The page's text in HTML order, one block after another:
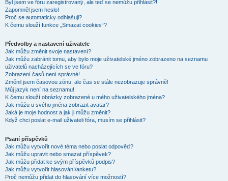
Byl jsem ve fóru zaregistrovaný, ale teď se nemůžu přihlásit?!
Zapomněl jsem heslo!
Proč se automaticky odhlašuji?
K čemu slouží funkce „Smazat cookies“?
Předvolby a nastavení uživatele
Jak můžu změnit svoje nastavení?
Jak můžu zabránit tomu, aby bylo moje uživatelské jméno zobrazeno na seznamu
uživatelů nacházejících se ve fóru?
Zobrazení časů není správné!
Změnil jsem časovou zónu, ale čas se stále nezobrazuje správně!
Můj jazyk není na seznamu!
K čemu slouží obrázky zobrazené u mého uživatelského jména?
Jak můžu u svého jména zobrazit avatar?
Jaká je moje hodnost a jak ji můžu změnit?
Když chci poslat e-mail uživateli fóra, musím se přihlásit?
Psaní příspěvků
Jak můžu vytvořit nové téma nebo poslat odpověď?
Jak můžu upravit nebo smazat příspěvek?
Jak můžu přidat ke svým příspěvků podpis?
Jak můžu vytvořit hlasování/anketu?
Proč nemůžu přidat do hlasování více možností?